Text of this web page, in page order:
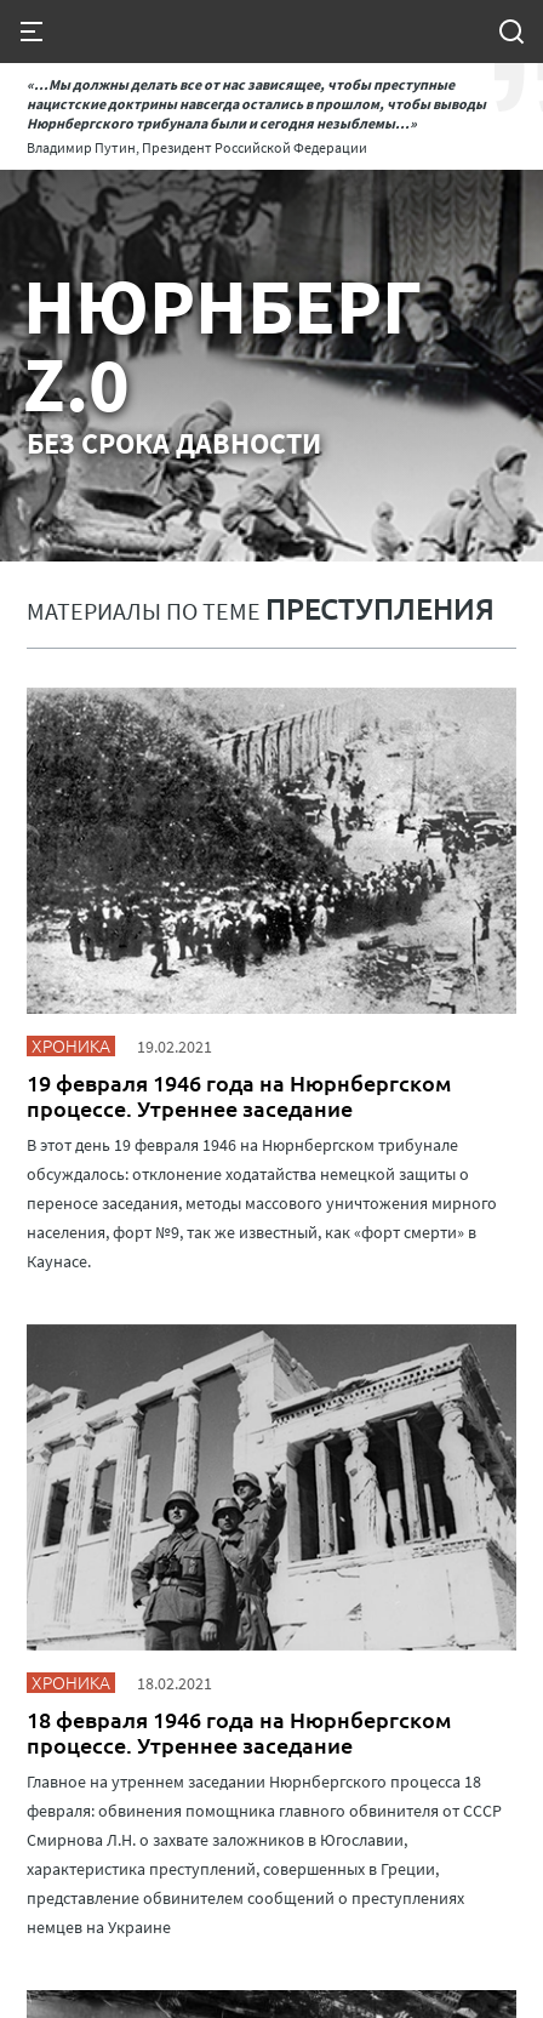
«...Мы должны делать все от нас зависящее, чтобы преступные
нацистские доктрины навсегда остались в прошлом, чтобы выводы
Нюрнбергского трибунала были и сегодня незыблемы...»
Владимир Путин, Президент Российской Федерации
НЮРНБЕРГ
Z.0
БЕЗ СРОКА ДАВНОСТИ
МАТЕРИАЛЫ ПО ТЕМЕ ПРЕСТУПЛЕНИЯ
ХРОНИКА 19.02.2021
19 февраля 1946 года на Нюрнбергском
процессе. Утреннее заседание
В этот день 19 февраля 1946 на Нюрнбергском трибунале
обсуждалось: отклонение ходатайства немецкой защиты о
переносе заседания, методы массового уничтожения мирного
населения, форт №9, так же известный, как «форт смерти» в
Каунасе.
ХРОНИКА 18.02.2021
18 февраля 1946 года на Нюрнбергском
процессе. Утреннее заседание
Главное на утреннем заседании Нюрнбергского процесса 18
февраля: обвинения помощника главного обвинителя от СССР
Смирнова Л.Н. о захвате заложников в Югославии,
характеристика преступлений, совершенных в Греции,
представление обвинителем сообщений о преступлениях
немцев на Украине